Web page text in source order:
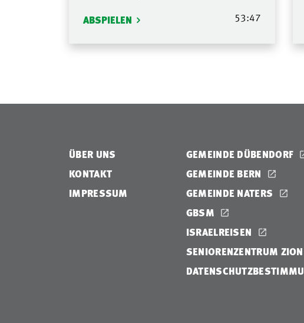
ABSPIELEN 53:47
ÜBER UNS
KONTAKT
IMPRESSUM
GEMEINDE DÜBENDORF
GEMEINDE BERN
GEMEINDE NATERS
GBSM
ISRAELREISEN
SENIORENZENTRUM ZION